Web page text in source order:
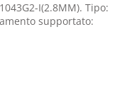
I(2.8MM). Tipo:
supportato: